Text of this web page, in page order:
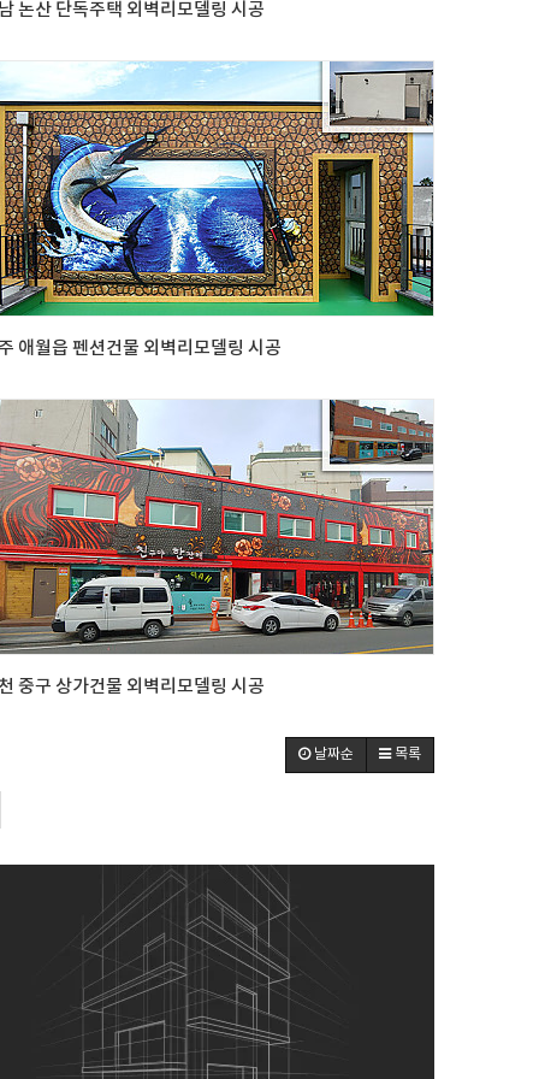
논산 단독주택 외벽리모델링 시공
애월읍 펜션건물 외벽리모델링 시공
중구 상가건물 외벽리모델링 시공
날짜순 목록